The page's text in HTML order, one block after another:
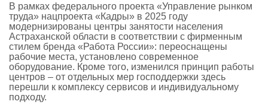
В рамках федерального проекта «Управление рынком
труда» нацпроекта «Кадры» в 2025 году
модернизированы центры занятости населения
Астраханской области в соответствии с фирменным
стилем бренда «Работа России»: переоснащены
рабочие места, установлено современное
оборудование. Кроме того, изменился принцип работы
центров – от отдельных мер господдержки здесь
перешли к комплексу сервисов и индивидуальному
подходу.